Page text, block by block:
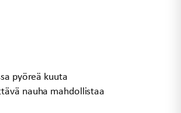
pyöreä kuuta
nauha mahdollistaa